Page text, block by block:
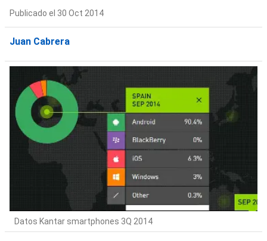
Publicado el 30 Oct 2014
Juan Cabrera
Datos Kantar smartphones 3Q 2014